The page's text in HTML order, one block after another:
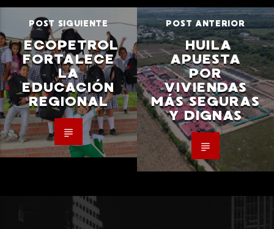
POST SIGUIENTE
ECOPETROL
FORTALECE
LA
EDUCACIÓN
REGIONAL
POST ANTERIOR
HUILA
APUESTA
POR
VIVIENDAS
MÁS SEGURAS
Y DIGNAS